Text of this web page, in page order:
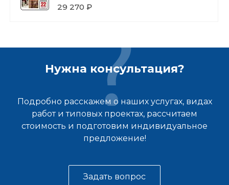
29 270 ₽
Нужна консультация?
Подробно расскажем о наших услугах, видах
работ и типовых проектах, рассчитаем
стоимость и подготовим индивидуальное
предложение!
Задать вопрос